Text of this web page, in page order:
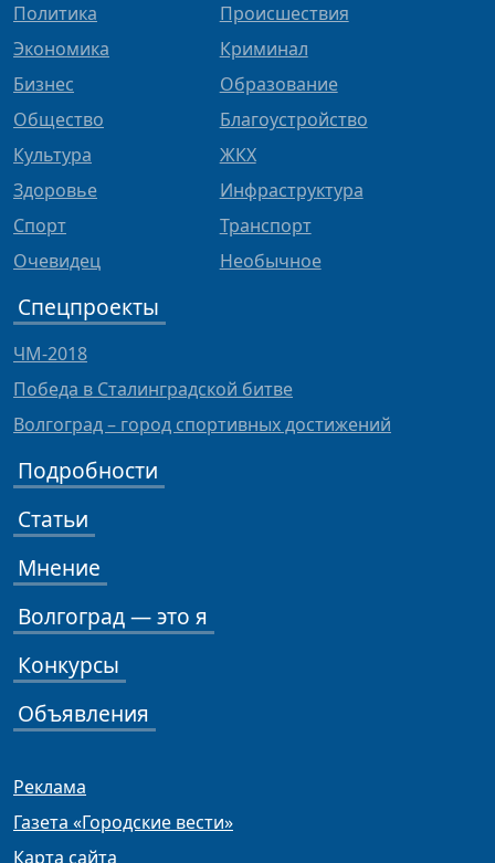
Политика
Экономика
Бизнес
Общество
Культура
Здоровье
Спорт
Очевидец
Происшествия
Криминал
Образование
Благоустройство
ЖКХ
Инфраструктура
Транспорт
Необычное
Спецпроекты
ЧМ-2018
Победа в Сталинградской битве
Волгоград – город спортивных достижений
Подробности
Статьи
Мнение
Волгоград — это я
Конкурсы
Объявления
Реклама
Газета «Городские вести»
Карта сайта